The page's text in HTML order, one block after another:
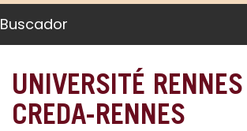
Buscador
UNIVERSITÉ
CREDA-RENNES